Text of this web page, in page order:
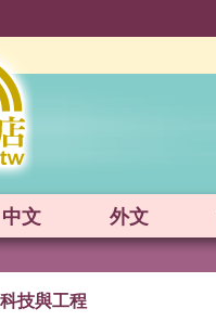
中文 外文
科技與工程